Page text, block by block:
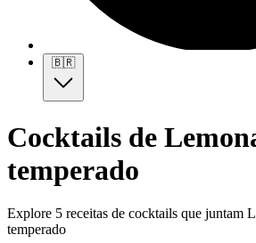
🇧🇷
Cocktails de
temperado
Explore 5 receitas de cocktails que juntam
temperado